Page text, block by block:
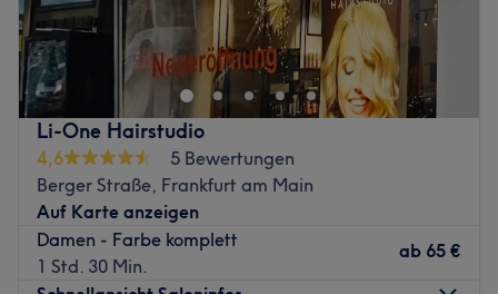
Li-One Hairstudio
4,6
5 Bewertungen
Berger Straße, Frankfurt am Main
Auf Karte anzeigen
Damen - Farbe komplett
1 Std. 30 Min.
ab 65 €